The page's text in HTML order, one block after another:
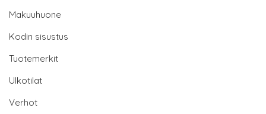
Makuuhuone
Kodin sisustus
Tuotemerkit
Ulkotilat
Verhot